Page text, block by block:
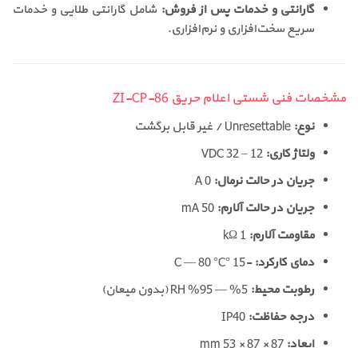
گارانتی و خدمات پس از فروش: شامل گارانتی طلایی و خدمات
سریع سخت‌افزاری و نرم‌افزاری.
مشخصات فنی شستی اعلام حریق ZI-CP-86
نوع:
ولتاژ کاری:
جریان در حالت نرمال:
جریان در حالت آلارم:
مقاومت آلارم:
دمای کارکرد:-15 °C — 80 °C
رطوبت محیط:
درجه حفاظت: